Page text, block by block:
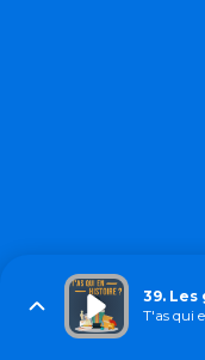
39.
T'as qui